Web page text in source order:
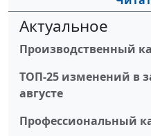
Актуальное
Производственный
ТОП-25 изменений в
августе
Профессиональный